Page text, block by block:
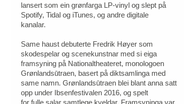
lansert som ein grønfarga LP-vinyl og slept på
Spotify, Tidal og iTunes, og andre digitale
kanalar.
Same haust debuterte Fredrik Høyer som
skodespelar og scenekunstnar med si eiga
framsyning på Nationaltheateret, monologoen
Grønlandsūtraen, basert på diktsamlinga med
same namn. Grønlandsūtraen blei blant anna satt
opp under Ibsenfestivalen 2016, og spelt
for fulle salar samtlege kveldar. Framsyninga var